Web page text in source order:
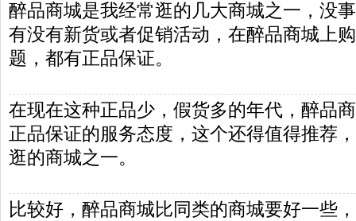
醉品商城是我经常逛的几大商城之一，没
有没有新货或者促销活动，在醉品商城上
题，都有正品保证。
在现在这种正品少，假货多的年代，醉品
正品保证的服务态度，这个还得值得推荐
逛的商城之一。
比较好，醉品商城比同类的商城要好一些